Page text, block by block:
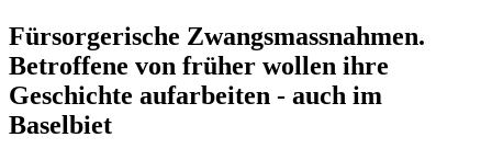
Fürsorgerische Zwangsmassnahmen.
Betroffene von früher wollen ihre
Geschichte aufarbeiten - auch im
Baselbiet